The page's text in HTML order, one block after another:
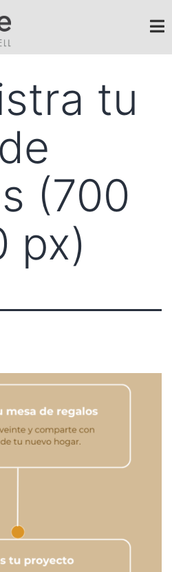
tu
(700
px)